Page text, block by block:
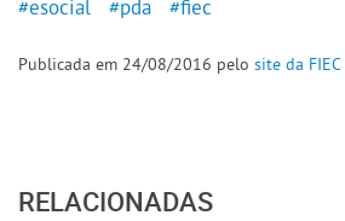
#esocial #pda #fiec
Publicada em 24/08/2016 pelo site da FIEC
RELACIONADAS